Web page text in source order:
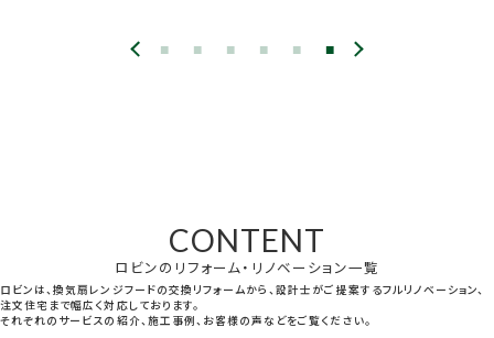
CONTENT
ロビンのリフォーム・リノベーション一覧
ロビンは、換気扇レンジフードの交換リフォームから、設計士がご提案するフルリノベーション、
注文住宅まで幅広く対応しております。
それぞれのサービスの紹介、施工事例、お客様の声などをご覧ください。